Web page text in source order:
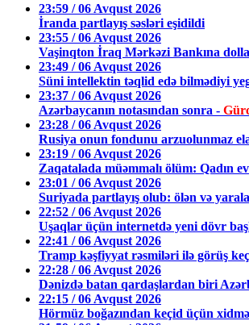
23:59 / 06 Avqust 2026
İranda partlayış səsləri eşidildi
23:55 / 06 Avqust 2026
Vaşinqton İraq Mərkəzi Bankına
23:49 / 06 Avqust 2026
Süni intellektin təqlid edə bilmədiyi
23:37 / 06 Avqust 2026
Azərbaycanın notasından sonra -
23:28 / 06 Avqust 2026
Rusiya onun fondunu arzuolunmaz
23:19 / 06 Avqust 2026
Zaqatalada müəmmalı ölüm: Qadın
23:01 / 06 Avqust 2026
Suriyada partlayış olub: ölən və
22:52 / 06 Avqust 2026
Uşaqlar üçün internetdə yeni dövr
22:41 / 06 Avqust 2026
Tramp kəşfiyyat rəsmiləri ilə görüş
22:28 / 06 Avqust 2026
Dənizdə batan qardaşlardan biri
22:15 / 06 Avqust 2026
Hörmüz boğazından keçid üçün